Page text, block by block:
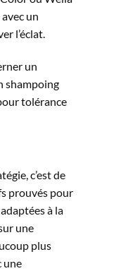
un
l’éclat.​
un
shampoing
tolérance
c’est de
prouvés pour
à la
une
plus
une